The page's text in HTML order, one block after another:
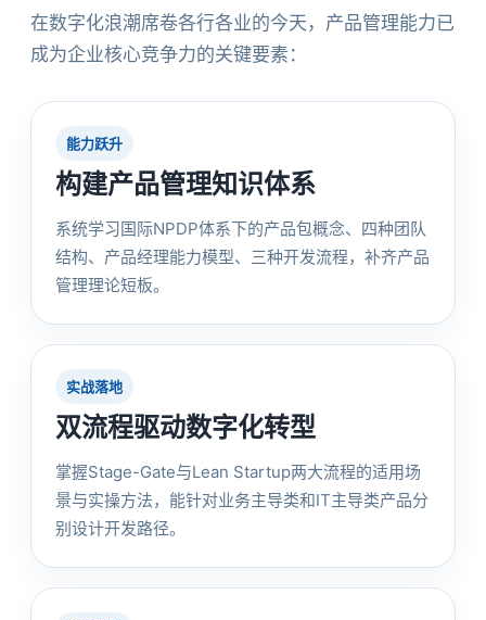
在数字化浪潮席卷各行各业的今天，产品管理能力已
成为企业核心竞争力的关键要素：
能力跃升
构建产品管理知识体系
系统学习国际NPDP体系下的产品包概念、四种团队
结构、产品经理能力模型、三种开发流程，补齐产品
管理理论短板。
实战落地
双流程驱动数字化转型
掌握Stage-Gate与Lean Startup两大流程的适用场
景与实操方法，能针对业务主导类和IT主导类产品分
别设计开发路径。